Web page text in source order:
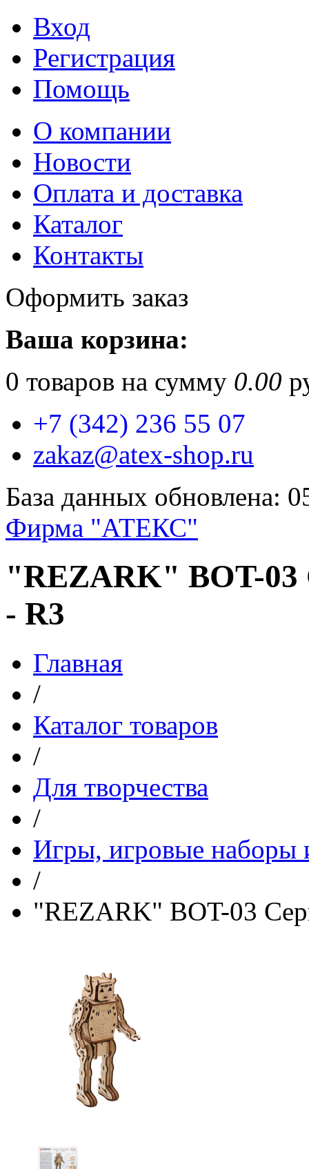
Вход
Регистрация
Помощь
О компании
Новости
Оплата и доставка
Каталог
Контакты
Оформить заказ
Ваша корзина:
0 товаров на сумму 0.00
+7 (342) 236 55 07
zakaz@atex-shop.ru
База данных обновлена:
Фирма "АТЕКС"
"REZARK" BOT-
- R3
Главная
/
Каталог товаров
/
Для творчества
/
Игры, игровые наборы
/
"REZARK" BOT-03